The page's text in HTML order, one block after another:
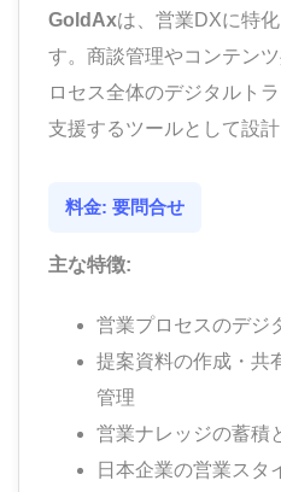
GoldAxは、営業DXに特
す。商談管理やコンテン
ロセス全体のデジタルト
支援するツールとして設計
料金: 要問合せ
主な特徴:
営業プロセスのデジ
提案資料の作成・共
管理
営業ナレッジの蓄積
日本企業の営業スタ